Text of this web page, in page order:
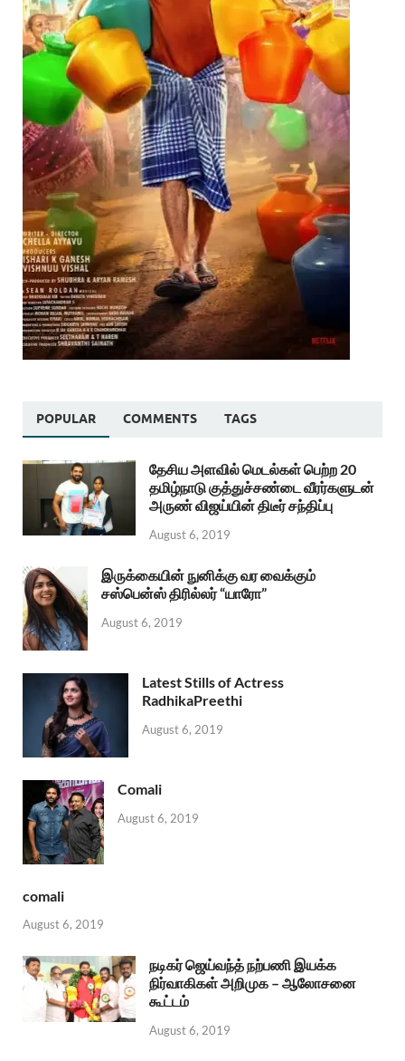
POPULAR COMMENTS TAGS
தேசிய அளவில் மெடல்கள் பெற்ற 20
தமிழ்நாடு குத்துச்சண்டை வீரர்களுடன்
அருண் விஜய்யின் திடீர் சந்திப்பு
August 6, 2019
இருக்கையின் நுனிக்கு வர வைக்கும்
சஸ்பென்ஸ் திரில்லர் “யாரோ”
August 6, 2019
Latest Stills of Actress
RadhikaPreethi
August 6, 2019
Comali
August 6, 2019
comali
August 6, 2019
நடிகர் ஜெய்வந்த் நற்பணி இயக்க
நிர்வாகிகள் அறிமுக – ஆலோசனை
கூட்டம்
August 6, 2019